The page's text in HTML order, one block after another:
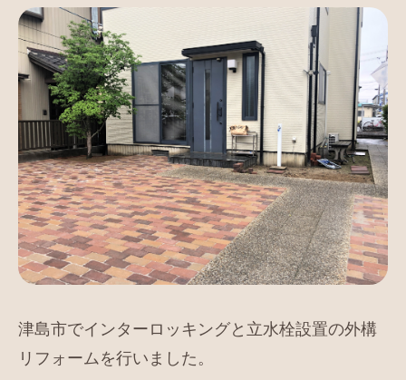
津島市でインターロッキングと立水栓設置の外構
リフォームを行いました。